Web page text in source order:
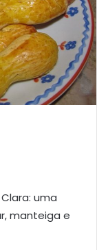
uma
manteiga e